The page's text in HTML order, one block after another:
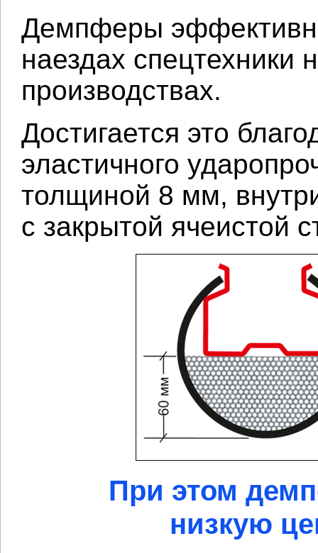
Демпферы
наездах спецтехники
производствах.
Достигается это
эластичного
толщиной 8 мм,
с закрытой ячеистой
При этом
низкую